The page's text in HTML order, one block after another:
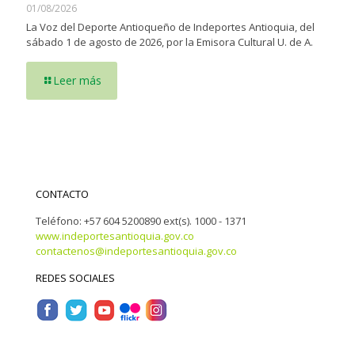
01/08/2026
La Voz del Deporte Antioqueño de Indeportes Antioquia, del
sábado 1 de agosto de 2026, por la Emisora Cultural U. de A.
Leer más
CONTACTO
Teléfono: +57 604 5200890 ext(s). 1000 - 1371
www.indeportesantioquia.gov.co
contactenos@indeportesantioquia.gov.co
REDES SOCIALES